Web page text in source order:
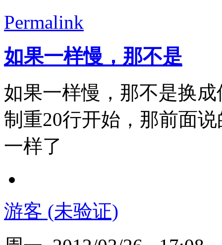
Permalink
如果一样慢，那不是
如果一样慢，那不是换
制重20行开始，那前面
一样了
游客 (未验证)